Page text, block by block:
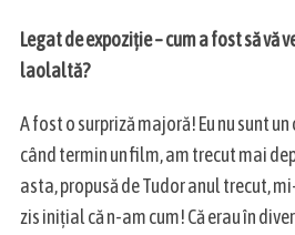
Legat de expoziție – cum a fost să vă
laolaltă?
A fost o surpriză majoră! Eu nu sunt
când termin un film, am trecut mai
asta, propusă de Tudor anul trecut,
zis inițial că n-am cum! Că erau în